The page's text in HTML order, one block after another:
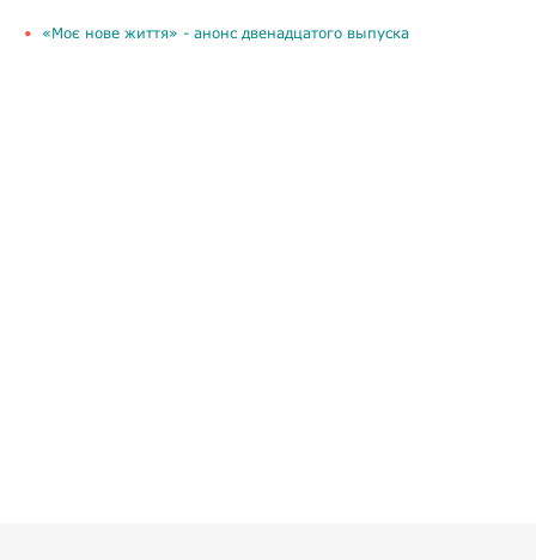
«Моє нове життя» - анонс двенадцатого выпуска